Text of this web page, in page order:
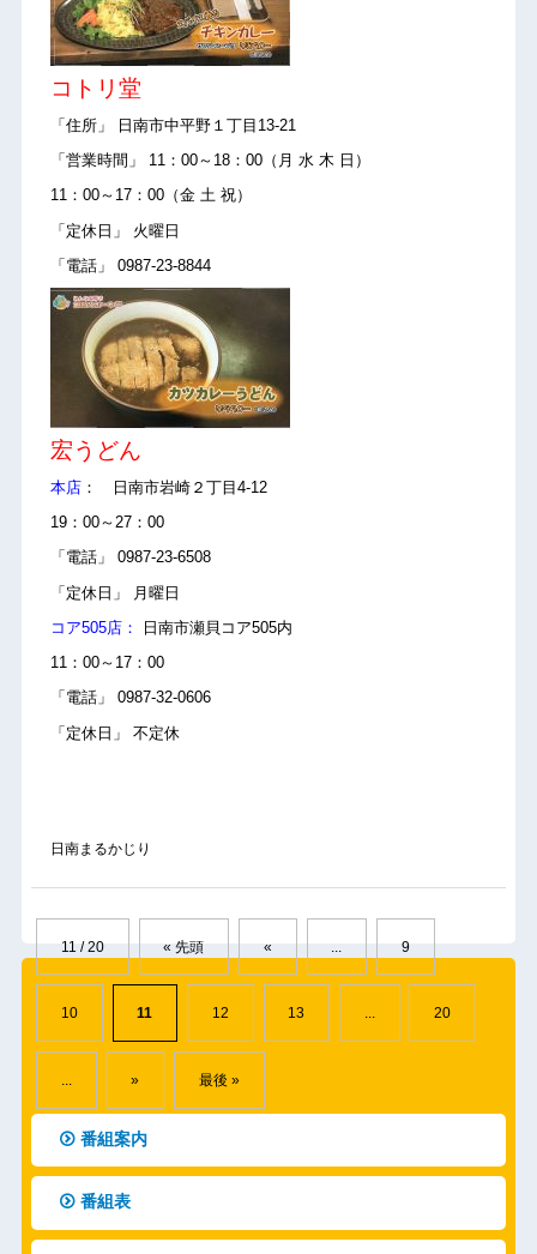
コトリ堂
「住所」 日南市中平野１丁目13-21
「営業時間」 11：00～18：00（月 水 木 日）
11：00～17：00（金 土 祝）
「定休日」 火曜日
「電話」 0987-23-8844
宏うどん
本店： 日南市岩崎２丁目4-12
19：00～27：00
「電話」 0987-23-6508
「定休日」 月曜日
コア505店：
日南市瀬貝コア505内
11：00～17：00
「電話」 0987-32-0606
「定休日」 不定休
日南まるかじり
11 / 20 « 先頭 « 9
10 11 12 13 ... 20
... » 最後 »
番組案内
番組表